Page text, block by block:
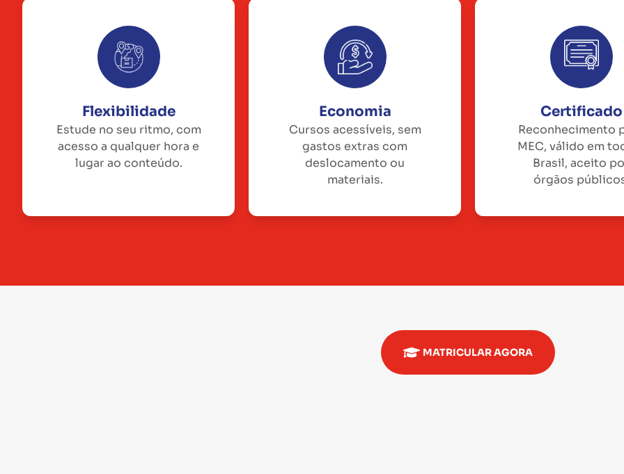
Flexibilidade
Estude no seu ritmo, com
acesso a qualquer hora e
lugar ao conteúdo.
Economia
Cursos acessíveis, sem
gastos extras com
deslocamento ou
materiais.
Certificado
Reconhecimento
MEC, válido em
Brasil, aceito
órgãos
MATRICULAR AGORA